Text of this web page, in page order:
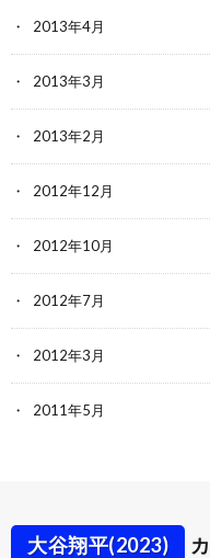
2013年4月
2013年3月
2013年2月
2012年12月
2012年10月
2012年7月
2012年3月
2011年5月
大谷翔平(2023)